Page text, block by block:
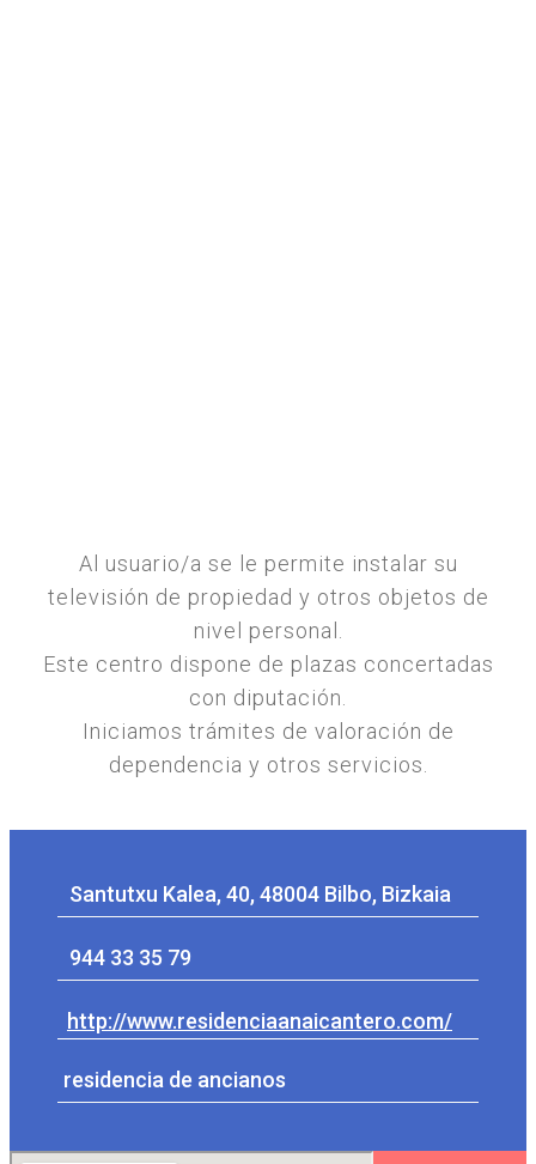
Al usuario/a se le permite instalar su
televisión de propiedad y otros objetos de
nivel personal.
Este centro dispone de plazas concertadas
con diputación.
Iniciamos trámites de valoración de
dependencia y otros servicios.
Santutxu Kalea, 40, 48004 Bilbo, Bizkaia
944 33 35 79
http://www.residenciaanaicantero.com/
residencia de ancianos